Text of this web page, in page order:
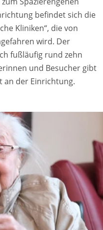
befindet sich die
Kliniken“, die von
wird. Der
fußläufig rund zehn
und Besucher gibt
an der Einrichtung.